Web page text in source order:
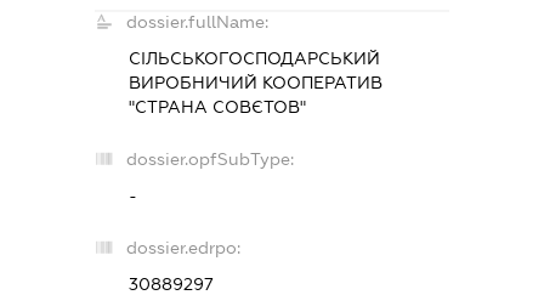
dossier.fullName:
СІЛЬСЬКОГОСПОДАРСЬКИЙ
ВИРОБНИЧИЙ КООПЕРАТИВ
"СТРАНА СОВЄТОВ"
dossier.opfSubType:
-
dossier.edrpo:
30889297